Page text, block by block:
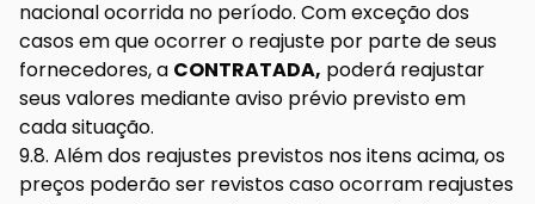
nacional ocorrida no período. Com exceção dos
casos em que ocorrer o reajuste por parte de seus
fornecedores, a CONTRATADA, poderá reajustar
seus valores mediante aviso prévio previsto em
cada situação.
9.8. Além dos reajustes previstos nos itens acima, os
preços poderão ser revistos caso ocorram reajustes